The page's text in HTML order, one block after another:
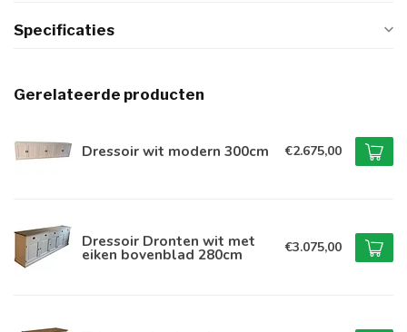
Specificaties
Gerelateerde producten
Dressoir wit modern 300cm €2.675,00
Dressoir Dronten wit met
eiken bovenblad 280cm €3.075,00